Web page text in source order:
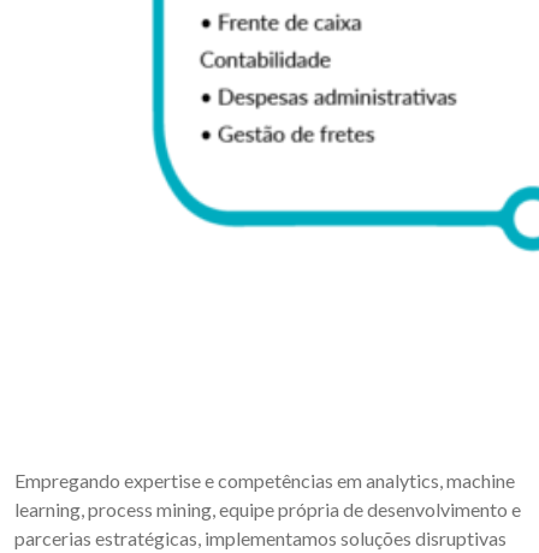
Empregando expertise e competências em analytics, machine
learning, process mining, equipe própria de desenvolvimento e
parcerias estratégicas, implementamos soluções disruptivas